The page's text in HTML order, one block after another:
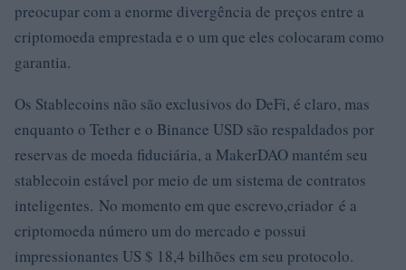
preocupar com a enorme divergência de preços entre a
criptomoeda emprestada e o um que eles colocaram como
garantia.
Os Stablecoins não são exclusivos do DeFi, é claro, mas
enquanto o Tether e o Binance USD são respaldados por
reservas de moeda fiduciária, a MakerDAO mantém seu
stablecoin estável por meio de um sistema de contratos
inteligentes. No momento em que escrevo,criador é a
criptomoeda número um do mercado e possui
impressionantes US $ 18,4 bilhões em seu protocolo.